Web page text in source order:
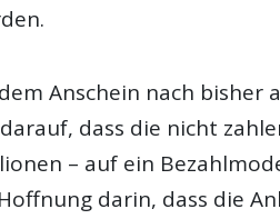
Anschein nach bisher
dass die nicht
– auf ein
darin, dass die